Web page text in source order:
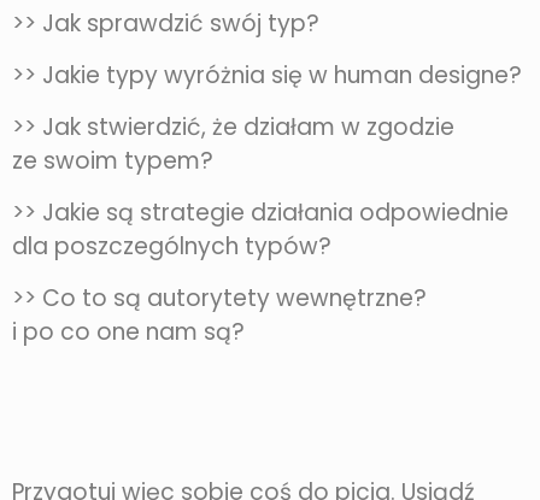
>> Jak sprawdzić swój typ?
>> Jakie typy wyróżnia się w human designe?
>> Jak stwierdzić, że działam w zgodzie
ze swoim typem?
>> Jakie są strategie działania odpowiednie
dla poszczególnych typów?
>> Co to są autorytety wewnętrzne?
i po co one nam są?
Przygotuj więc sobie coś do picia. Usiądź